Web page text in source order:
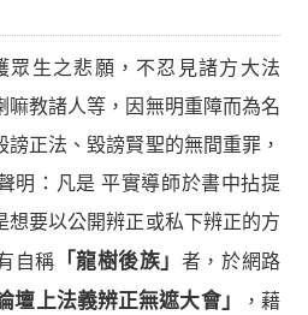
眾生之悲願，不忍見諸方大法
嘛教諸人等，因無明重障而為名
正法、毀謗賢聖的無間重罪，
明：凡是 平實導師於書中拈提
想要以公開辨正或私下辨正的方
自稱 「龍樹後族」 者，於網路
壇上法義辨正無遮大會」
，藉